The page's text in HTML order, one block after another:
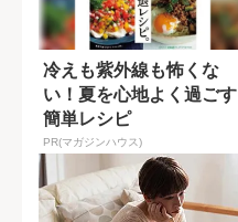
冷えも紫外線も怖くな
い！夏を心地よく過ごす
簡単レシピ
PR(マガジンハウス)